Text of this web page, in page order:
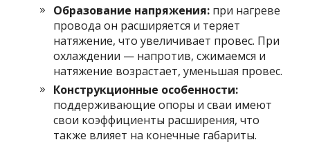
Образование напряжения: при нагреве
провода он расширяется и теряет
натяжение, что увеличивает провес. При
охлаждении — напротив, сжимаемся и
натяжение возрастает, уменьшая провес.
Конструкционные особенности:
поддерживающие опоры и сваи имеют
свои коэффициенты расширения, что
также влияет на конечные габариты.